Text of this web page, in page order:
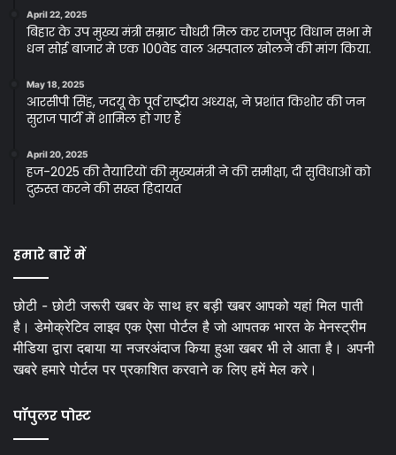
April 22, 2025
बिहार के उप मुख्य मंत्री सम्राट चौधरी मिल कर राजपुर विधान सभा मे
धन सोई बाजार मे एक 100वेड वाल अस्पताल खोलने की मांग किया.
May 18, 2025
आरसीपी सिंह, जदयू के पूर्व राष्ट्रीय अध्यक्ष, ने प्रशांत किशोर की जन
सुराज पार्टी में शामिल हो गए हैं
April 20, 2025
हज-2025 की तैयारियों की मुख्यमंत्री ने की समीक्षा, दी सुविधाओं को
दुरुस्त करने की सख्त हिदायत
हमारे बारें में
छोटी - छोटी जरूरी खबर के साथ हर बड़ी खबर आपको यहां मिल पाती
है। डेमोक्रेटिव लाइव एक ऐसा पोर्टल है जो आपतक भारत के मेनस्ट्रीम
मीडिया द्वारा दबाया या नजरअंदाज किया हुआ खबर भी ले आता है। अपनी
खबरे हमारे पोर्टल पर प्रकाशित करवाने क लिए हमें मेल करे।
पॉपुलर पोस्ट